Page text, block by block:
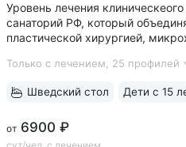
Уровень лечения
санаторий РФ, который
пластической хирургией,
• Красивое историческое
Только с лечением, 25 профилей
от 6900 ₽
Шведский стол Дети с 15